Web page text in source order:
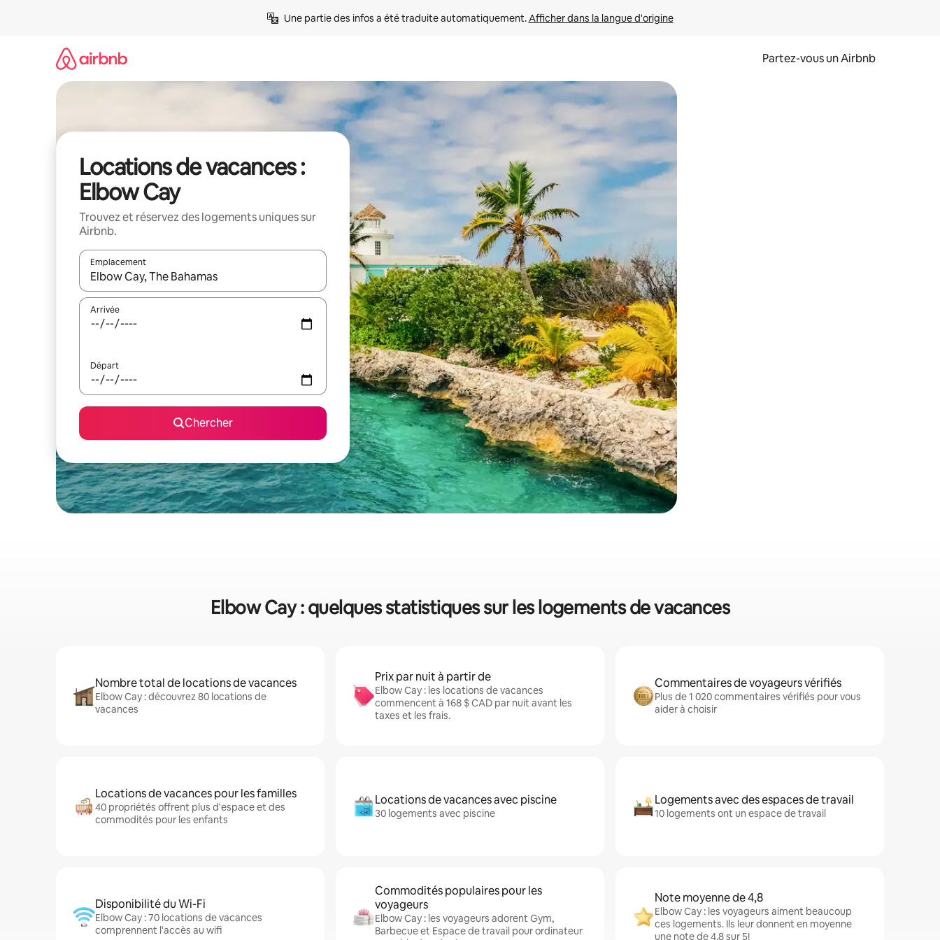
Une partie des infos a été traduite automatiquement. Afficher dans la langue d'origine
Partez-vous un Airbnb
Locations de vacances :
Elbow Cay
Trouvez et réservez des logements uniques sur
Airbnb.
Emplacement
Quand les résultats sont affichés, parcourez-les en utilisant les flèches vers le haut et vers le bas, ou en appuyant dessus et en les faisant glisser.
Arrivée
Départ
Chercher
Elbow Cay : quelques statistiques sur les logements de vacances
Nombre total de locations de vacances
Elbow Cay : découvrez 80 locations de
vacances
Prix par nuit à partir de
Elbow Cay : les locations de vacances
commencent à 168 $ CAD par nuit avant les
taxes et les frais.
Commentaires de voyageurs vérifiés
Plus de 1 020 commentaires vérifiés pour vous
aider à choisir
Locations de vacances pour les familles
40 propriétés offrent plus d'espace et des
commodités pour les enfants
Locations de vacances avec piscine
30 logements avec piscine
Logements avec des espaces de travail
10 logements ont un espace de travail
Disponibilité du Wi-Fi
Elbow Cay : 70 locations de vacances
comprennent l'accès au wifi
Commodités populaires pour les
voyageurs
Elbow Cay : les voyageurs adorent Gym,
Barbecue et Espace de travail pour ordinateur
Note moyenne de 4,8
Elbow Cay : les voyageurs aiment beaucoup
ces logements. Ils leur donnent en moyenne
une note de 4,8 sur 5!